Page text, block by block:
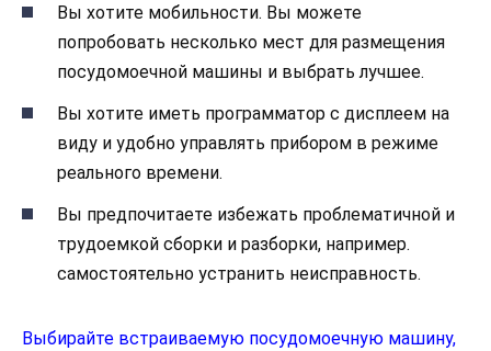
Вы хотите мобильности. Вы можете
попробовать несколько мест для размещения
посудомоечной машины и выбрать лучшее.
Вы хотите иметь программатор с дисплеем на
виду и удобно управлять прибором в режиме
реального времени.
Вы предпочитаете избежать проблематичной и
трудоемкой сборки и разборки, например.
самостоятельно устранить неисправность.
Выбирайте встраиваемую посудомоечную машину,